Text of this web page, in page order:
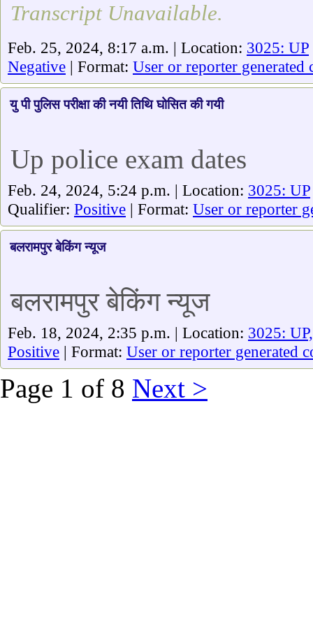
Transcript Unavailable.
Feb. 25, 2024, 8:17 a.m. | Location: 3025: UP
Negative | Format: User or reporter generated
यु पी पुलिस परीक्षा की नयी तिथि घोसित की गयी
Up police exam dates
Feb. 24, 2024, 5:24 p.m. | Location: 3025: UP
Qualifier: Positive | Format: User or reporter
बलरामपुर बेकिंग न्यूज
बलरामपुर बेकिंग न्यूज
Feb. 18, 2024, 2:35 p.m. | Location: 3025:
Positive | Format: User or reporter generated
Page 1 of 8 Next >